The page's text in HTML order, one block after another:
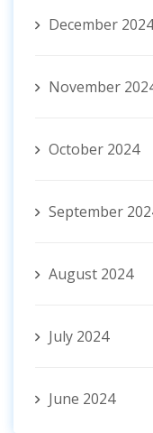
December 2024
November
October 2024
September
August 2024
July 2024
June 2024